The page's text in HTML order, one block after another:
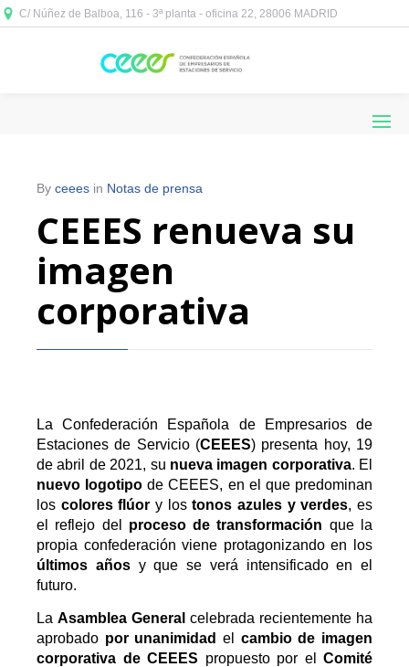
C/ Núñez de Balboa, 116 - 3ª planta - oficina 22, 28006 MADRID
By ceees in Notas de prensa
CEEES renueva su
imagen
corporativa
La Confederación Española de Empresarios de
Estaciones de Servicio (CEEES) presenta hoy, 19
de abril de 2021, su nueva imagen corporativa. El
nuevo logotipode CEEES, en el que predominan
los colores flúory lostonos azules y verdes, es
el reflejo del proceso de transformación que la
propia confederación viene protagonizando en los
últimos años y que se verá intensificado en el
futuro.
La Asamblea General celebrada recientemente ha
aprobado por unanimidadel cambio de imagen
corporativa de CEEES propuesto por el Comité